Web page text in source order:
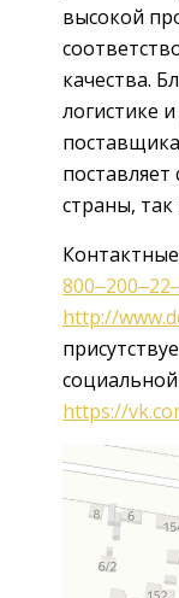
высокой
качества.
логистике
страны,
http://
https://